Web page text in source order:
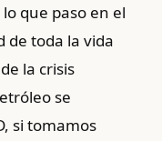
que paso en el
de toda la vida
la crisis
se
si tomamos